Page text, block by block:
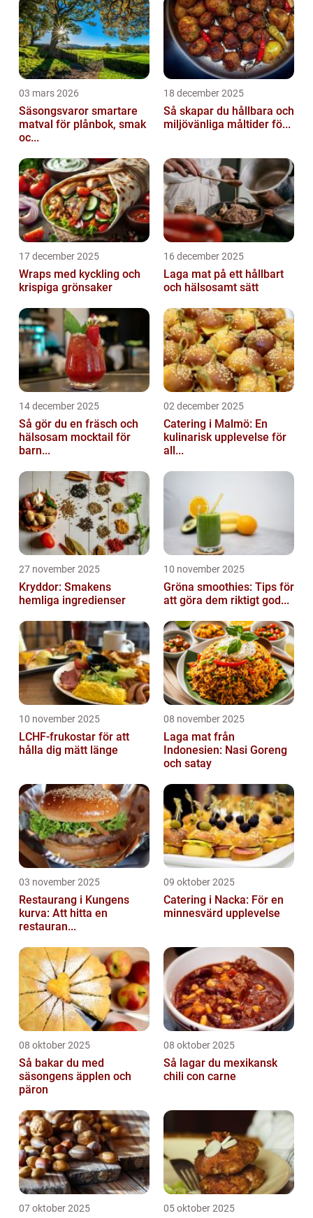
03 mars 2026
Säsongsvaror smartare
matval för plånbok, smak
oc...
18 december 2025
Så skapar du hållbara och
miljövänliga måltider fö...
17 december 2025
Wraps med kyckling och
krispiga grönsaker
16 december 2025
Laga mat på ett hållbart
och hälsosamt sätt
14 december 2025
Så gör du en fräsch och
hälsosam mocktail för
barn...
02 december 2025
Catering i Malmö: En
kulinarisk upplevelse för
all...
27 november 2025
Kryddor: Smakens
hemliga ingredienser
10 november 2025
Gröna smoothies: Tips för
att göra dem riktigt god...
10 november 2025
LCHF-frukostar för att
hålla dig mätt länge
08 november 2025
Laga mat från
Indonesien: Nasi Goreng
och satay
03 november 2025
Restaurang i Kungens
kurva: Att hitta en
restauran...
09 oktober 2025
Catering i Nacka: För en
minnesvärd upplevelse
08 oktober 2025
Så bakar du med
säsongens äpplen och
päron
08 oktober 2025
Så lagar du mexikansk
chili con carne
07 oktober 2025 05 oktober 2025